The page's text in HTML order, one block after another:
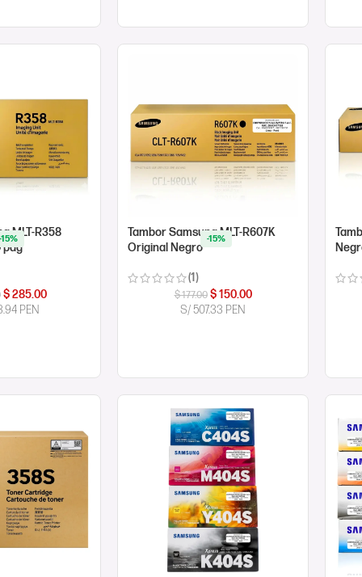
MLT-R358
pág
$285.00
-15%
PEN
Tambor Samsung MLT-R607K
Original Negro
(1)
$177.00 $150.00
-15%
S/ 507.33 PEN